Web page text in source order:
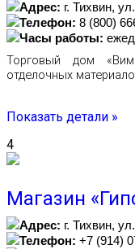
Адрес: г. Тихвин,
Телефон: 8 (800)
Часы работы:
Торговый дом
отделочных
Показать детали »
4
Магазин
Адрес: г. Тихвин,
Телефон: +7 (914)